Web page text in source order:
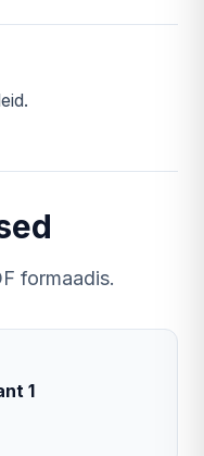
formaadis.
1